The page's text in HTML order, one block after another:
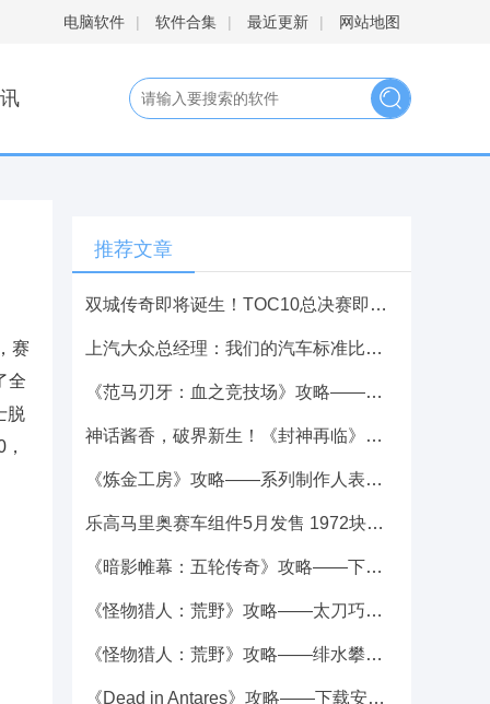
电脑软件 | 软件合集 | 最近更新 | 网站地图
赛
全
脱
推荐文章
双城传奇即将诞生！TOC10总决赛即将开启，谁会是新的主角？
上汽大众总经理：我们的汽车标准比国产车高 在国内降本机会多的是
《范马刃牙：血之竞技场》攻略——游戏下载网址介绍
神话酱香，破界新生！《封神再临》攻略——×无忧酒业正式官宣联名！
《炼金工房》攻略——系列制作人表示 经济不景气让肉感动漫女主更受追捧
乐高马里奥赛车组件5月发售 1972块零件面向18岁以上
《暗影帷幕：五轮传奇》攻略——下载安装教程介绍
《怪物猎人：荒野》攻略——太刀巧击技能优点介绍
《怪物猎人：荒野》攻略——绯水攀鲈收集方法介绍
《Dead in Antares》攻略——下载安装教程介绍